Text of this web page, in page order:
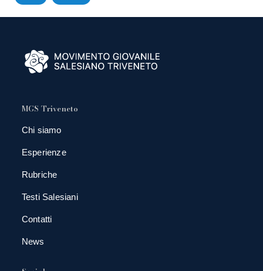
MGS Triveneto
Chi siamo
Esperienze
Rubriche
Testi Salesiani
Contatti
News